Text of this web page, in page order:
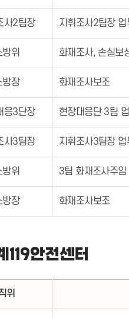
사2팀장 지휘조사2팀장
방위 화재조사, 손실보
방장 화재조사보조
응3단장 현장대응단 3팀
사3팀장 지휘조사3팀장
방위 3팀 화재조사주임
방장 화재조사보조
119안전센터
위